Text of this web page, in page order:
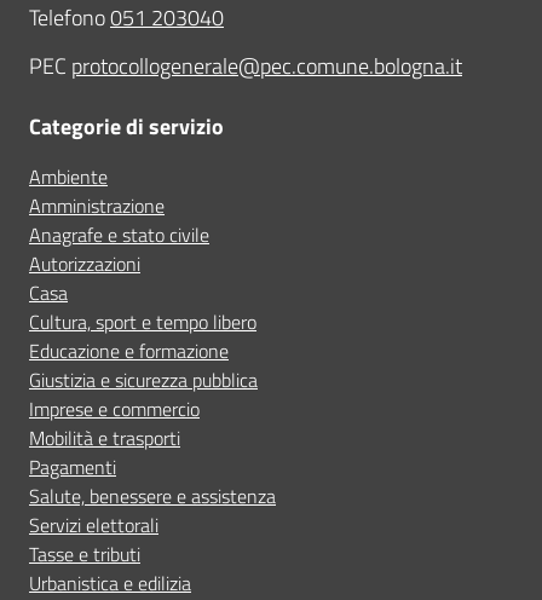
Telefono051 203040
PEC protocollogenerale@pec.comune.bologna.it
Categorie di servizio
Ambiente
Amministrazione
Anagrafe e stato civile
Autorizzazioni
Casa
Cultura, sport e tempo libero
Educazione e formazione
Giustizia e sicurezza pubblica
Imprese e commercio
Mobilità e trasporti
Pagamenti
Salute, benessere e assistenza
Servizi elettorali
Tasse e tributi
Urbanistica e edilizia